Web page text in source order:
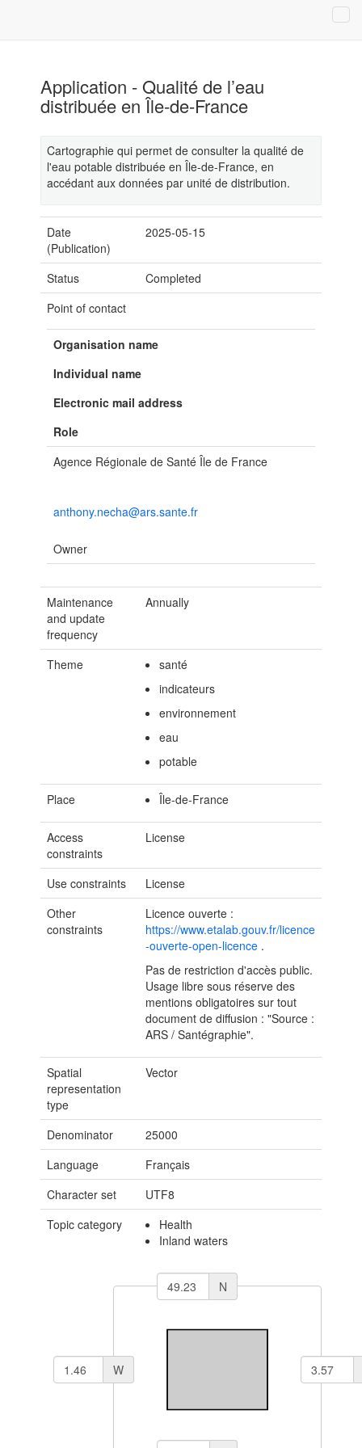
Application - Qualité de l’eau
distribuée en Île-de-France
Cartographie qui permet de consulter la qualité de
l'eau potable distribuée en Île-de-France, en
accédant aux données par unité de distribution.
Date
(Publication)
2025-05-15
Status
Completed
Point of contact
Organisation name
Individual name
Electronic mail address
Role
Agence Régionale de Santé Île de France
anthony.necha@ars.sante.fr
Owner
Maintenance
and update
frequency
Annually
Theme
santé
indicateurs
environnement
eau
potable
Place Île-de-France
Access
constraints
License
Use constraints
License
Other
constraints
Licence ouverte :
https://www.etalab.gouv.fr/licence
-ouverte-open-licence.
Pas de restriction d'accès public.
Usage libre sous réserve des
mentions obligatoires sur tout
document de diffusion : "Source :
ARS / Santégraphie".
Spatial
representation
type
Vector
Denominator
25000
Language
Français
Character set
UTF8
Topic category
Health
Inland waters
N
W